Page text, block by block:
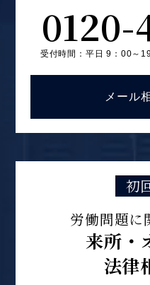
0120-
受付時間：平日 9：00～
メール
初
労働問題に
来所・
法律